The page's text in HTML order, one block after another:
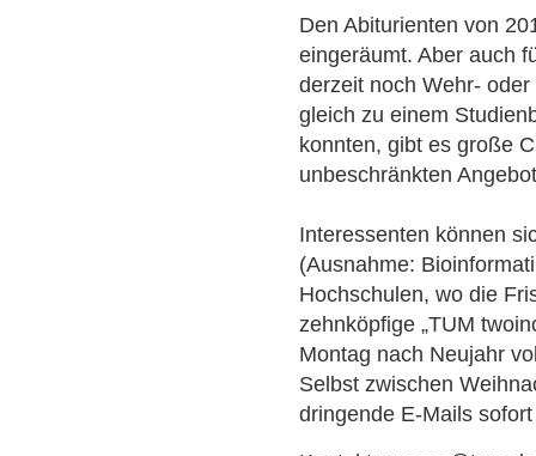
Den Abiturienten von
eingeräumt. Aber auch
derzeit noch Wehr-
gleich zu einem
konnten, gibt es große
unbeschränkten
Interessenten können
(Ausnahme:
Hochschulen, wo die
zehnköpfige „TUM
Montag nach Neujahr
Selbst zwischen
dringende E-Mails